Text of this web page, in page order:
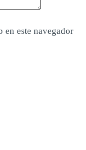
en este navegador